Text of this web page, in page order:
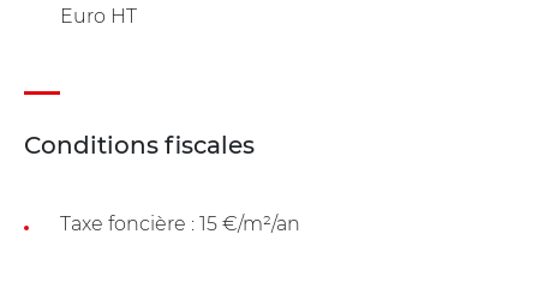
Euro HT
Conditions fiscales
Taxe foncière : 15 €/m²/an